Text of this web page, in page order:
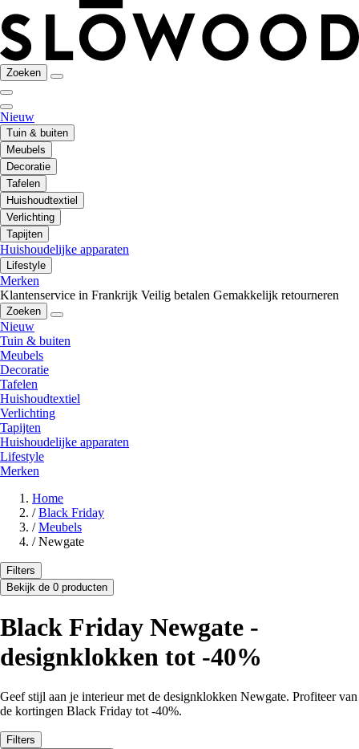
Zoeken
Nieuw
Tuin & buiten
Meubels
Decoratie
Tafelen
Huishoudtextiel
Verlichting
Tapijten
Huishoudelijke apparaten
Lifestyle
Merken
Klantenservice in Frankrijk Veilig betalen Gemakkelijk retourneren
Zoeken
Nieuw
Tuin & buiten
Meubels
Decoratie
Tafelen
Huishoudtextiel
Verlichting
Tapijten
Huishoudelijke apparaten
Lifestyle
Merken
Home
/ Black Friday
/ Meubels
/ Newgate
Filters
Bekijk de 0 producten
Black Friday Newgate -
designklokken tot -40%
Geef stijl aan je interieur met de designklokken Newgate. Profiteer van
de kortingen Black Friday tot -40%.
Filters